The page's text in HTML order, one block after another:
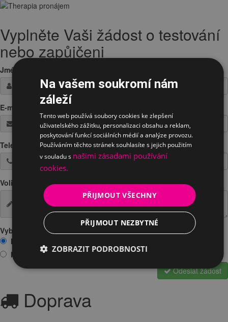
Vyplněte Vaši žádost o testování
nebo zapůjčeni
Jméno / Firma
E-mail
Telefon
Volitelná poznámka
Vyberte prosím jednu z možností:
Mám zájem o vyzkoušení na prodejně
Mám zájem o zapůjčení
Odeslat žádost
Doprava
Na vašem soukromí nám
záleží
Tento web používá soubory cookies ke zlepšení
uživatelského zážitku, personalizaci obsahu a reklam,
poskytování funkcí sociálních médií a analýze provozu.
Používáním těchto stránek souhlasíte s jejich použitím
v souladu s našimi zásadami používání
cookies.
PŘIJMOUT VŠECHNY
PŘIJMOUT NEZBYTNÉ
ZOBRAZIT PODROBNOSTI